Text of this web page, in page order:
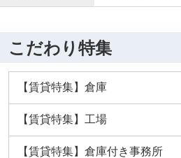
こだわり特集
【賃貸特集】倉庫
【賃貸特集】工場
【賃貸特集】倉庫付き事務所